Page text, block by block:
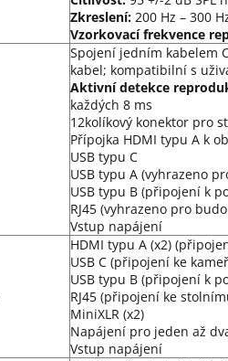
Zkreslení: 200 Hz – 300
Vzorkovací frekvence
Spojení jedním kabelem
kabel; kompatibilní s
Aktivní detekce
každých 8 ms
12kolíkový konektor pro
Přípojka HDMI typu A k
USB typu C
USB typu A (vyhrazeno
USB typu B (připojení k
RJ45 (vyhrazeno pro
Vstup napájení
HDMI typu A (x2)
USB C (připojení ke
USB typu B (připojení k
RJ45 (připojení ke
MiniXLR (x2)
Napájení pro jeden až
Vstup napájení